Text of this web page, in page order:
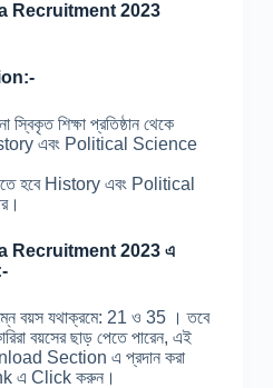
Recruitment 2023
শিক্ষা প্রতিষ্ঠান থেকে
এবং Political Science
হবে History এবং Political
Recruitment 2023 এ
বয়স যথাক্রমে: 21 ও 35 । তবে
বয়সের ছাড় পেতে পারেন, এই
Section এ প্রদান করা
এ Click করুন।